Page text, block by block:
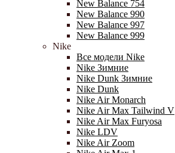
New Balance 754
New Balance 990
New Balance 997
New Balance 999
Nike
Все модели Nike
Nike Зимние
Nike Dunk Зимние
Nike Dunk
Nike Air Monarch
Nike Air Max Tailwind V
Nike Air Max Furyosa
Nike LDV
Nike Air Zoom